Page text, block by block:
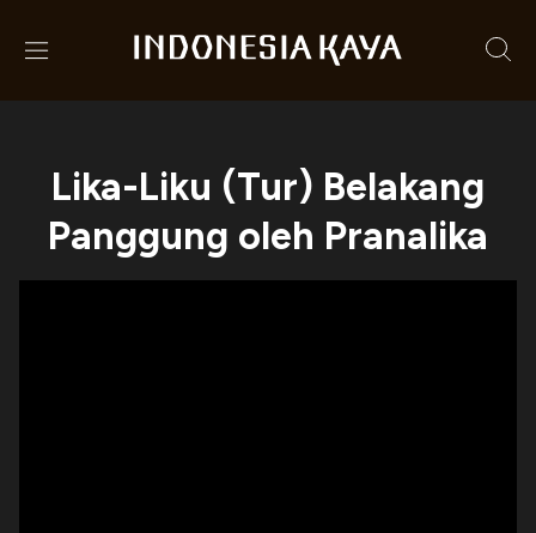
Lika-Liku (Tur) Belakang
Panggung oleh Pranalika